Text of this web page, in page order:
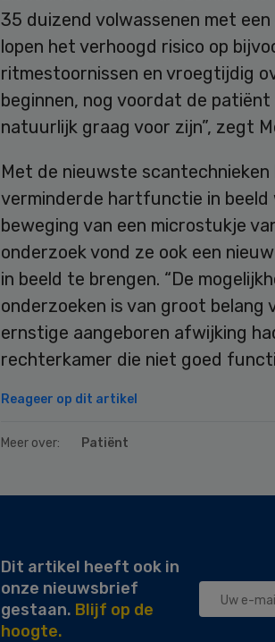
35 duizend volwassenen met
lopen het verhoogd risico op
ritmestoornissen en vroegtijdig
beginnen, nog voordat de
natuurlijk graag voor zijn”, zegt
Met de nieuwste
verminderde hartfunctie in
beweging van een microstukje
onderzoek vond ze ook een
in beeld te brengen. “De
onderzoeken is van groot belang
ernstige aangeboren afwijking
rechterkamer die niet goed
Reageer op dit artikel
Meer over: Patiënt
Dit artikel heeft ook in
onze nieuwsbrief
gestaan. Blijf op de
hoogte.